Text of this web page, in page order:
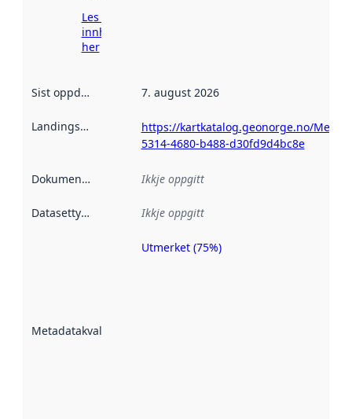
Les meir om
innhenting
her
Sist oppdatert 7. august 2026
Landingsside
https://kartkatalog.geonorge.no/
5314-4680-b488-d30fd9d4bc8e
Dokumentasjon Ikkje oppgitt
Datasettype Ikkje oppgitt
Metadatakvalitet
Metadatakvalitet
Utmerket (75%)